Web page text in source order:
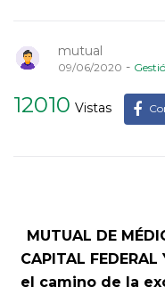
mutual
09/06/2020 -
12010 Vistas
MUTUAL DE
CAPITAL
el camino de la